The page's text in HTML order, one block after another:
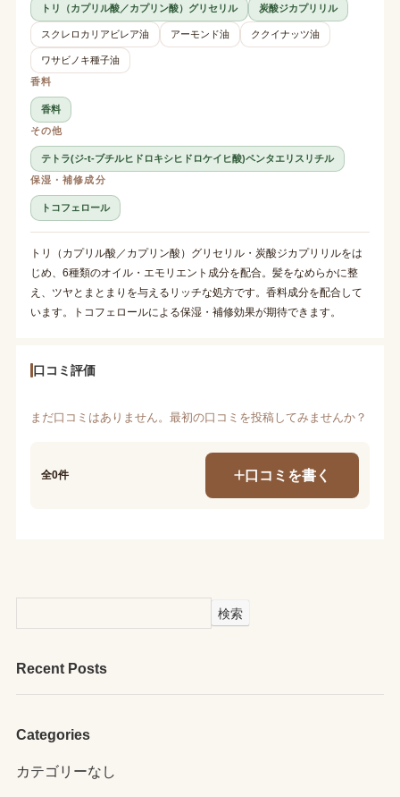
トリ（カプリル酸／カプリン酸）グリセリル 炭酸ジカプリリル
スクレロカリアビレア油 アーモンド油 ククイナッツ油
ワサビノキ種子油
香料
香料
その他
テトラ(ジ-t-ブチルヒドロキシヒドロケイヒ酸)ペンタエリスリチル
保湿・補修成分
トコフェロール
トリ（カプリル酸／カプリン酸）グリセリル・炭酸ジカプリリルをは
じめ、6種類のオイル・エモリエント成分を配合。髪をなめらかに整
え、ツヤとまとまりを与えるリッチな処方です。香料成分を配合して
います。トコフェロールによる保湿・補修効果が期待できます。
口コミ評価
まだ口コミはありません。最初の口コミを投稿してみませんか？
全0件 口コミを書く
検索
Recent Posts
Categories
カテゴリーなし